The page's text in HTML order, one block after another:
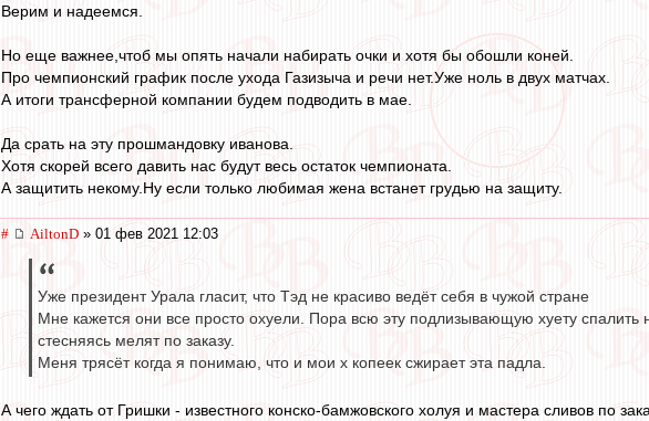
Верим и надеемся.
Но еще важнее,чтоб мы опять начали набирать очки и хотя бы обошли коней.
Про чемпионский график после ухода Газизыча и речи нет.Уже ноль в двух матчах.
А итоги трансферной компании будем подводить в мае.
Да срать на эту прошмандовку иванова.
Хотя скорей всего давить нас будут весь остаток чемпионата.
А защитить некому.Ну если только любимая жена встанет грудью на защиту.
# AiltonD » 01 фев 2021 12:03
Уже президент Урала гласит, что Тэд не красиво ведёт себя в чужой стране
Мне кажется они все просто охуели. Пора всю эту подлизывающую хуету
стесняясь мелят по заказу.
Меня трясёт когда я понимаю, что и мои х копеек сжирает эта падла.
А чего ждать от Гришки - известного конско-бамжовского холуя и мастера сливов по